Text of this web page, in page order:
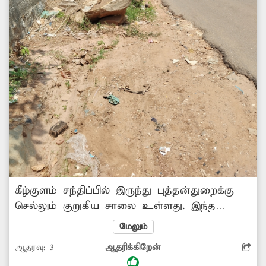
கீழ்குளம் சந்திப்பில் இருந்து புத்தன்துறைக்கு
செல்லும் குறுகிய சாலை உள்ளது. இந்த
சாலையோரத்தில் கீழ்குளம் பகுதியில் உள்ள
ஒரு கூட்டுறவு வங்கியின் அருகில்
சாலையோரத்தில் பெரிய பாறாங்கல் ஒன்று
மேலும்
ஆதரவு: 3 ஆதரிக்கிறேன்